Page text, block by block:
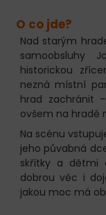
O co jde?
Nad starým
samoobsluhy
historickou
nezná místní
hrad zachránit
ovšem na hradě
Na scénu
jeho půvabná
skřítky a dětmi
dobrou věc i
jakou moc má